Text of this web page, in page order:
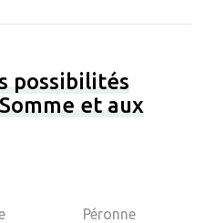
possibilités
et aux
Péronne